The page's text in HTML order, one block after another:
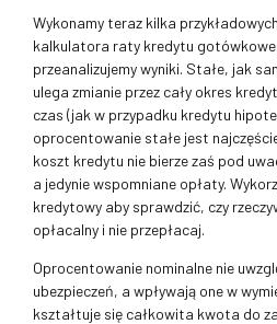
Wykonamy teraz kilka
kalkulatora raty kredytu
przeanalizujemy wyniki. Stałe, jak
ulega zmianie przez cały okres
czas (jak w przypadku kredytu
oprocentowanie stałe jest
koszt kredytu nie bierze zaś pod
a jedynie wspomniane opłaty.
kredytowy aby sprawdzić, czy
opłacalny i nie przepłacaj.
Oprocentowanie nominalne nie
ubezpieczeń, a wpływają one w
kształtuje się całkowita kwota do